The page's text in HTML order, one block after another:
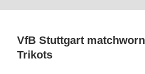
VfB Stuttgart matchworn
Trikots